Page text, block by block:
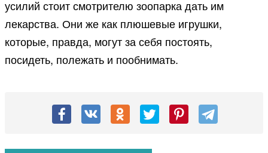
усилий стоит смотрителю зоопарка дать им
лекарства. Они же как плюшевые игрушки,
которые, правда, могут за себя постоять,
посидеть, полежать и пообнимать.